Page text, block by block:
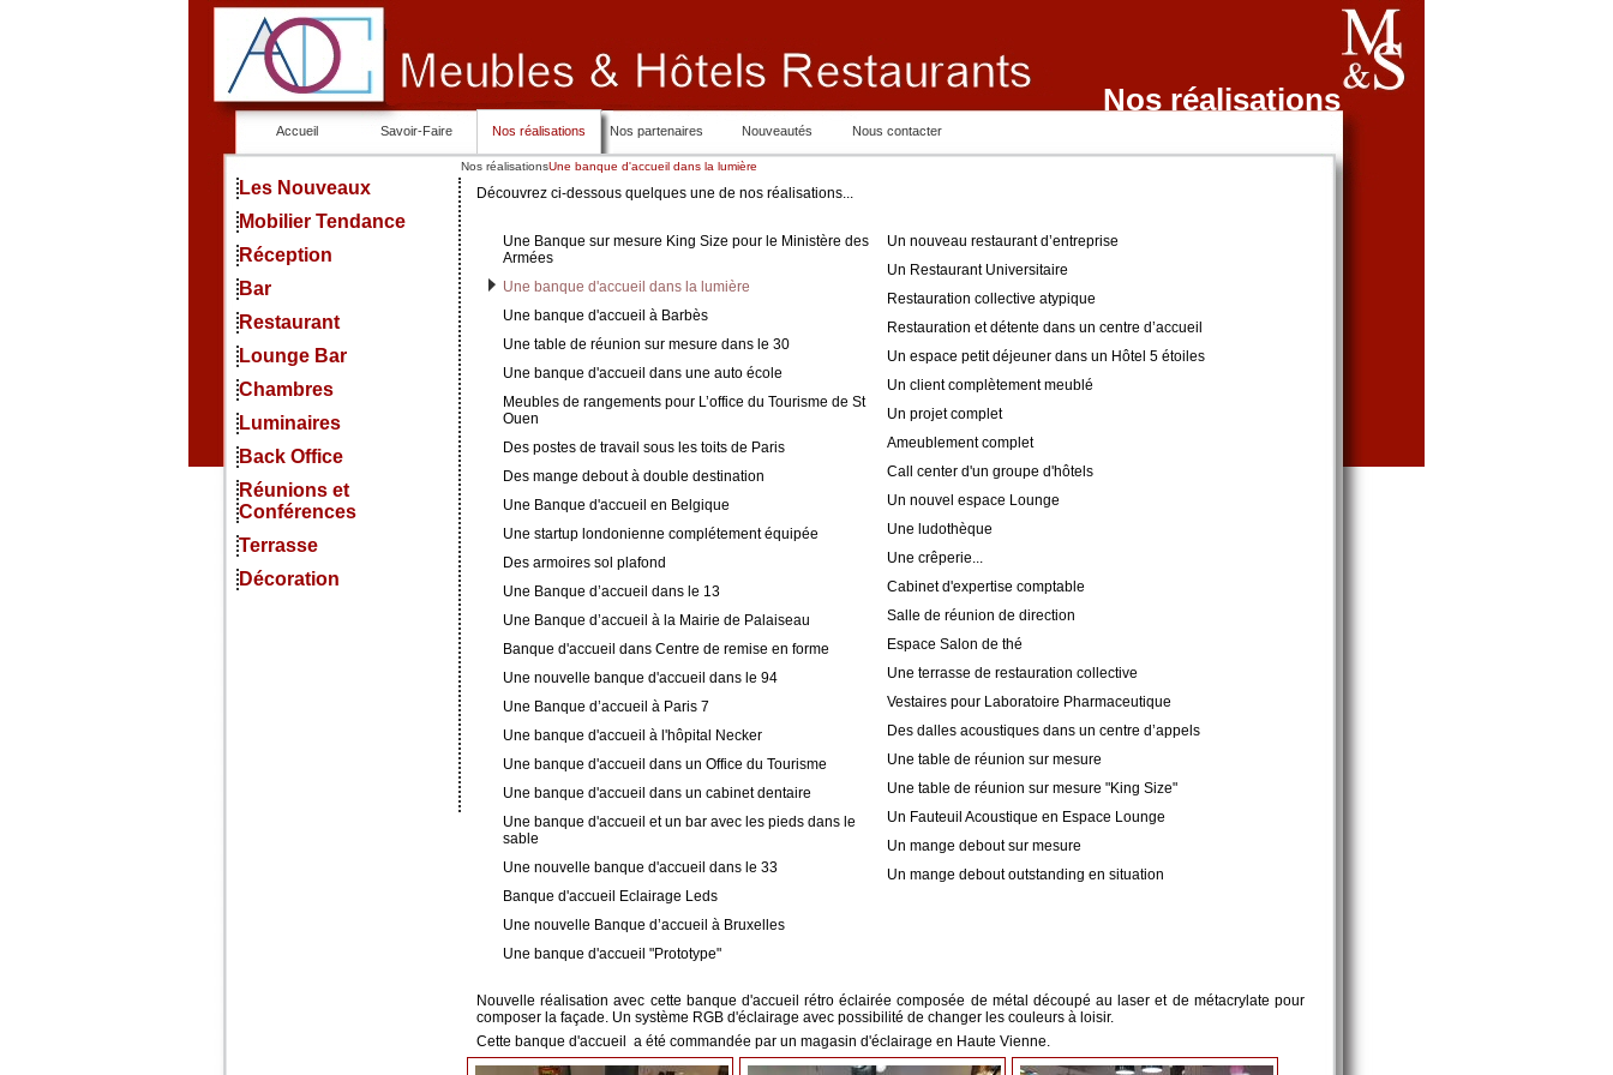
Nos réalisations
Accueil Savoir-Faire Nos réalisations Nos partenaires Nouveautés Nous contacter
Les Nouveaux
Mobilier Tendance
Réception
Bar
Restaurant
Lounge Bar
Chambres
Luminaires
Back Office
Réunions et
Conférences
Terrasse
Décoration
Nos réalisationsUne banque d'accueil dans la lumière
Découvrez ci-dessous quelques une de nos réalisations...
Une Banque sur mesure King Size pour le Ministère des
Armées
Une banque d'accueil dans la lumière
Une banque d'accueil à Barbès
Une table de réunion sur mesure dans le 30
Une banque d'accueil dans une auto école
Meubles de rangements pour L’office du Tourisme de St
Ouen
Des postes de travail sous les toits de Paris
Des mange debout à double destination
Une Banque d'accueil en Belgique
Une startup londonienne complétement équipée
Des armoires sol plafond
Une Banque d’accueil dans le 13
Une Banque d’accueil à la Mairie de Palaiseau
Banque d'accueil dans Centre de remise en forme
Une nouvelle banque d'accueil dans le 94
Une Banque d’accueil à Paris 7
Une banque d'accueil à l'hôpital Necker
Une banque d'accueil dans un Office du Tourisme
Une banque d'accueil dans un cabinet dentaire
Une banque d'accueil et un bar avec les pieds dans le
sable
Une nouvelle banque d'accueil dans le 33
Banque d'accueil Eclairage Leds
Une nouvelle Banque d’accueil à Bruxelles
Une banque d'accueil "Prototype"
Un nouveau restaurant d’entreprise
Un Restaurant Universitaire
Restauration collective atypique
Restauration et détente dans un centre d’accueil
Un espace petit déjeuner dans un Hôtel 5 étoiles
Un client complètement meublé
Un projet complet
Ameublement complet
Call center d'un groupe d'hôtels
Un nouvel espace Lounge
Une ludothèque
Une crêperie...
Cabinet d'expertise comptable
Salle de réunion de direction
Espace Salon de thé
Une terrasse de restauration collective
Vestaires pour Laboratoire Pharmaceutique
Des dalles acoustiques dans un centre d’appels
Une table de réunion sur mesure
Une table de réunion sur mesure "King Size"
Un Fauteuil Acoustique en Espace Lounge
Un mange debout sur mesure
Un mange debout outstanding en situation
Nouvelle réalisation avec cette banque d'accueil rétro éclairée composée de métal découpé au laser et de métacrylate pour
composer la façade. Un système RGB d'éclairage avec possibilité de changer les couleurs à loisir.
Cette banque d'accueil a été commandée par un magasin d'éclairage en Haute Vienne.